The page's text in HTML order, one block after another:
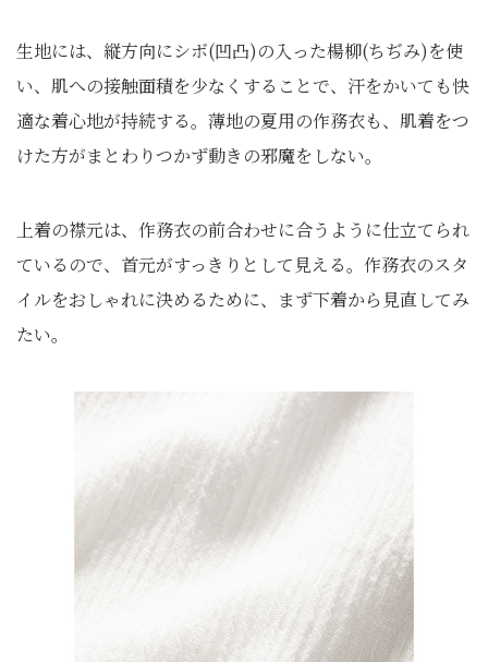
生地には、縦方向にシボ(凹凸)の入った楊柳(ちぢみ)を使
い、肌への接触面積を少なくすることで、汗をかいても快
適な着心地が持続する。薄地の夏用の作務衣も、肌着をつ
けた方がまとわりつかず動きの邪魔をしない。
上着の襟元は、作務衣の前合わせに合うように仕立てられ
ているので、首元がすっきりとして見える。作務衣のスタ
イルをおしゃれに決めるために、まず下着から見直してみ
たい。